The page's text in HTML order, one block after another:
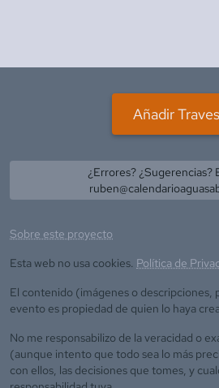
Añadir
¿Errores? ¿Sugerencias?
Sobre este proyecto
Esta web no usa cookies. Política de
El contenido (imágenes o descripciones,
evento es propiedad de quien lo haya
No me responsabilizo de la veracidad o
(aunque intento que todo sea lo más
con ellos, las decisiones que tomes, y